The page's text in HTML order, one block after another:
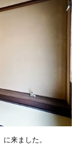
に来ました。